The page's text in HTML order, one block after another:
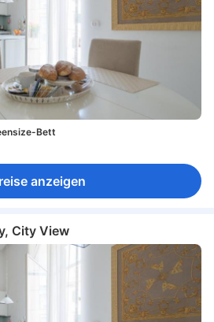
Bett
anzeigen
City View